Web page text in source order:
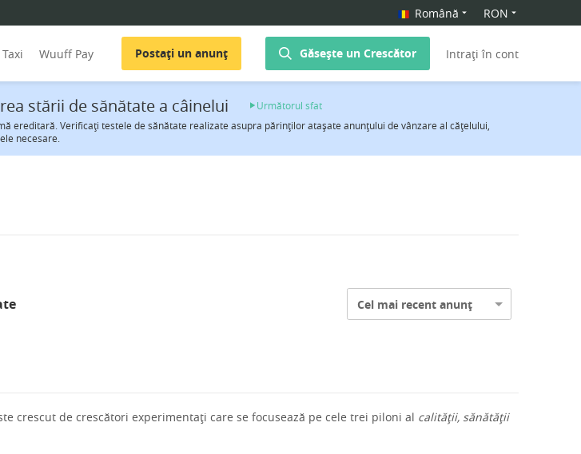
Română RON
Wuuff Pay Postați un anunț Găsește un Crescător Intrați în cont
stării de sănătate a câinelui
Următorul sfat
ereditară. Verificaţi testele de sănătate realizate asupra părinţilor ataşate anunţului de vânzare al căţelului,
necesare.
Cel mai recent anunț
crescut de crescători experimentați care se focusează pe cele trei piloni al calității, sănătății